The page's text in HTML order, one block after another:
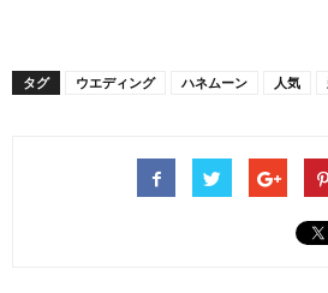
タグ ウエディング ハネムーン 人気